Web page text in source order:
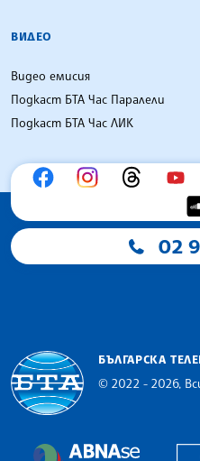
ВИДЕО
Видео емисия
Подкаст БТА Час Паралели
Подкаст БТА Час ЛИК
02
БЪЛГАРСКА
© 2022 - 2026,
The